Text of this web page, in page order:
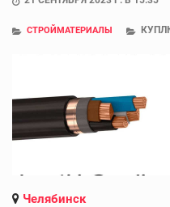
СТРОЙМАТЕРИАЛЫ
Челябинск